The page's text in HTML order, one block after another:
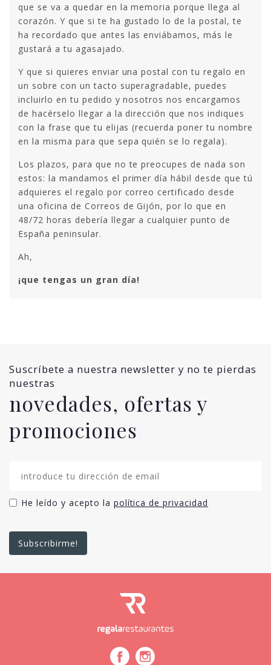
que se va a quedar en la memoria porque llega al
corazón. Y que si te ha gustado lo de la postal, te
ha recordado que antes las enviábamos, más le
gustará a tu agasajado.
Y que si quieres enviar una postal con tu regalo en
un sobre con un tacto superagradable, puedes
incluirlo en tu pedido y nosotros nos encargamos
de hacérselo llegar a la dirección que nos indiques
con la frase que tu elijas (recuerda poner tu nombre
en la misma para que sepa quién se lo regala).
Los plazos, para que no te preocupes de nada son
estos: la mandamos el primer día hábil desde que tú
adquieres el regalo por correo certificado desde
una oficina de Correos de Gijón, por lo que en
48/72 horas debería llegar a cualquier punto de
España peninsular.
Ah,
¡que tengas un gran día!
Suscríbete a nuestra newsletter y no te pierdas
nuestras
novedades, ofertas y
promociones
He leído y acepto la política de privacidad